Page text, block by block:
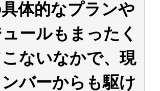
体的なプランや
ールもまったく
こないなかで、現
バーからも駆け